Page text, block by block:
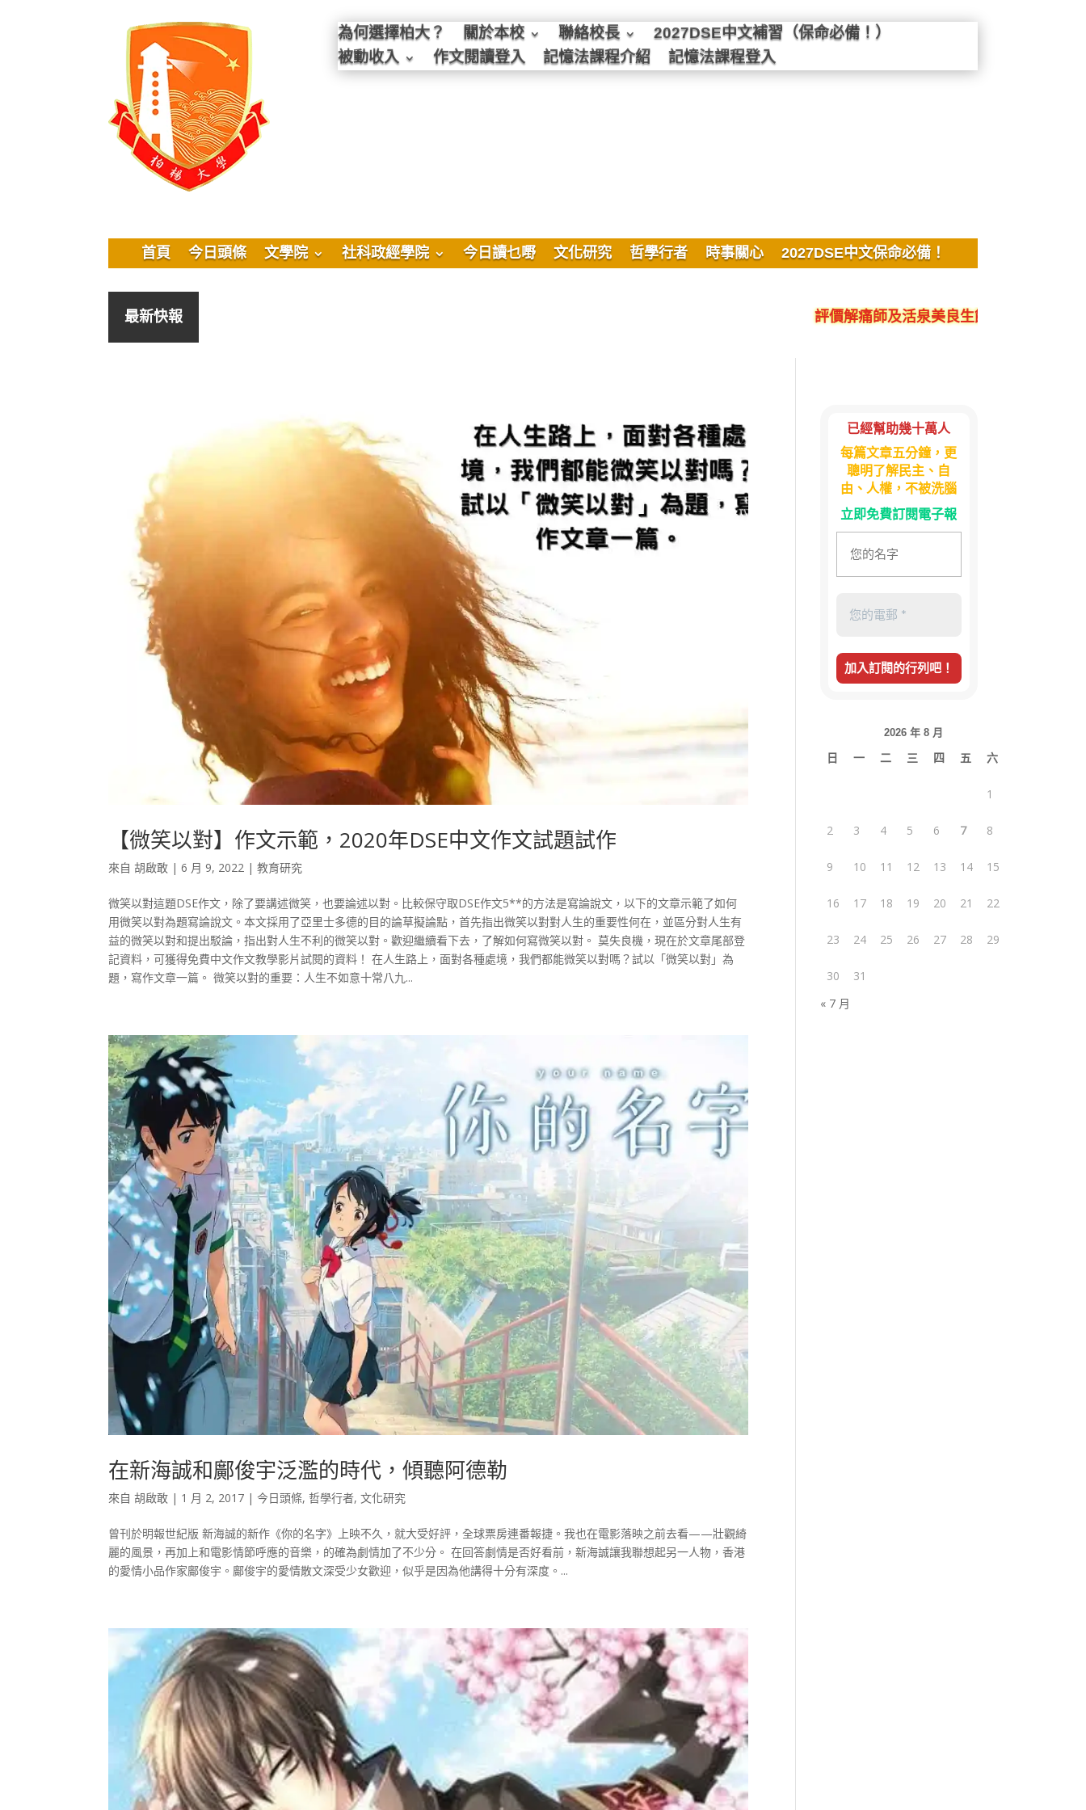
為何選擇柏大？ 關於本校 聯絡校長
2027DSE中文補習（保命必備！）
被動收入
作文閱讀登入 記憶法課程介紹 記憶法課程登入
首頁 今日頭條 文學院 社科政經學院 今日讀乜嘢 文化研究 哲學行者 時事關心 2027DSE中文保命必備！
最新快報 評價解痛師及活泉美良生館的不良銷售、呃人、
【微笑以對】作文示範，2020年DSE中文作文試題試作
來自胡啟敢 |6 月 9, 2022 |教育研究
微笑以對這題DSE作文，除了要講述微笑，也要論述以對。比較保守取DSE作文5**的方法是寫論說文，以下的文章示範了如何
用微笑以對為題寫論說文。本文採用了亞里士多德的目的論草擬論點，首先指出微笑以對對人生的重要性何在，並區分對人生有
益的微笑以對和提出駁論，指出對人生不利的微笑以對。歡迎繼續看下去，了解如何寫微笑以對。 莫失良機，現在於文章尾部登
記資料，可獲得免費中文作文教學影片試閱的資料！ 在人生路上，面對各種處境，我們都能微笑以對嗎？試以「微笑以對」為
題，寫作文章一篇。 微笑以對的重要：人生不如意十常八九...
在新海誠和鄺俊宇泛濫的時代，傾聽阿德勒
來自胡啟敢 | 1 月 2, 2017 |今日頭條,哲學行者,文化研究
曾刊於明報世紀版 新海誠的新作《你的名字》上映不久，就大受好評，全球票房連番報捷。我也在電影落映之前去看——壯觀綺
麗的風景，再加上和電影情節呼應的音樂，的確為劇情加了不少分。 在回答劇情是否好看前，新海誠讓我聯想起另一人物，香港
的愛情小品作家鄺俊宇。鄺俊宇的愛情散文深受少女歡迎，似乎是因為他講得十分有深度。...
已經幫助幾十萬人
每篇文章五分鐘，更
聰明了解民主、自
由、人權，不被洗腦
立即免費訂閱電子報
2026 年 8 月
日 一 二 三 四 五 六
1
2 3 4 5 6 7 8
9 10 11 12 13 14 15
16 17 18 19 20 21 22
23 24 25 26 27 28 29
30
31
« 7 月